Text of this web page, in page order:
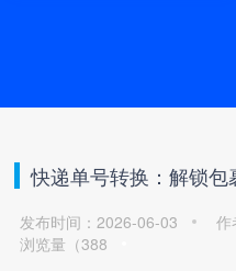
快递单号转换：解锁
发布时间：2026-06-03 作
浏览量（388